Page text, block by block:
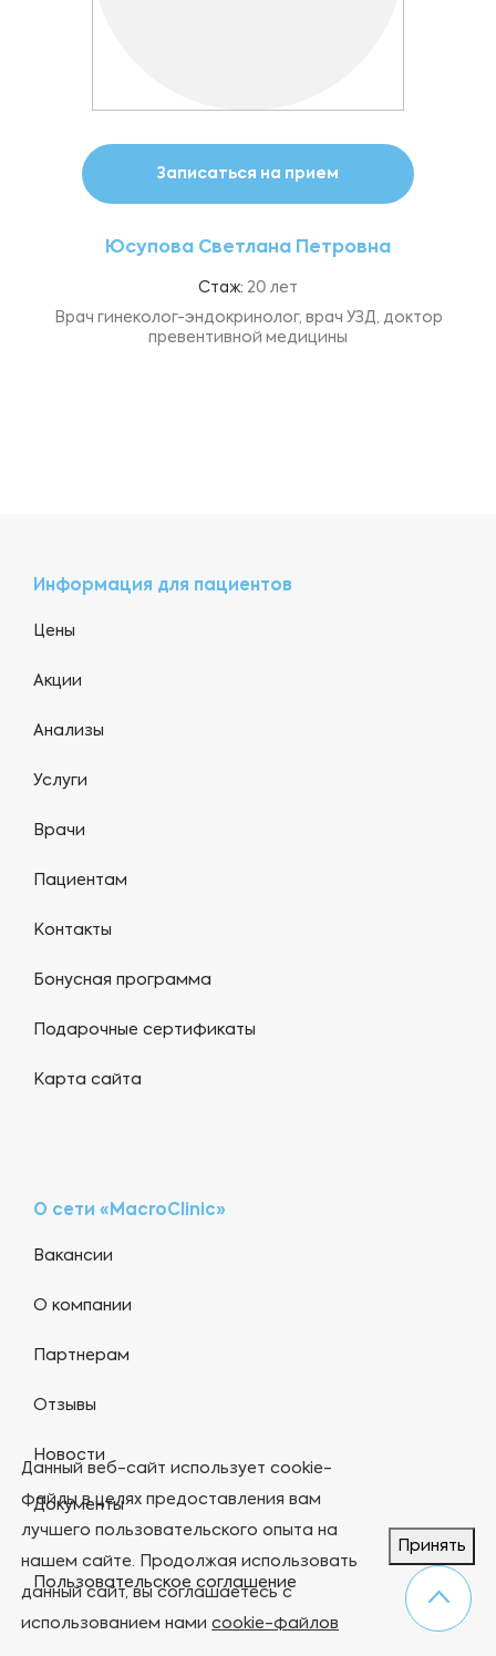
Записаться на прием
Юсупова Светлана Петровна
Стаж: 20 лет
Врач гинеколог-эндокринолог, врач УЗД, доктор
превентивной медицины
Информация для пациентов
Цены
Акции
Анализы
Услуги
Врачи
Пациентам
Контакты
Бонусная программа
Подарочные сертификаты
Карта сайта
О сети «MacroClinic»
Вакансии
О компании
Партнерам
Отзывы
Новости
Документы
Пользовательское соглашение
Данный веб-сайт использует cookie-
файлы в целях предоставления вам
лучшего пользовательского опыта на
нашем сайте. Продолжая использовать
данный сайт, вы соглашаетесь с
использованием намиcookie-файлов
Принять